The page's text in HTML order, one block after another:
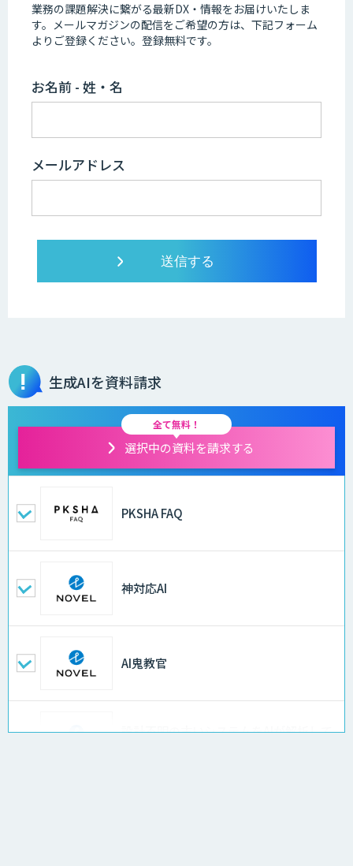
業務の課題解決に繋がる最新DX・情報をお届けいたしま
す。 メールマガジンの配信をご希望の方は、下記フォーム
よりご登録ください。登録無料です。
お名前 - 姓・名
メールアドレス
生成AIを資料請求
全て無料！
選択中の資料を請求する
PKSHA FAQ
神対応AI
AI鬼教官
設計不明の古いシステムをAIが解析して